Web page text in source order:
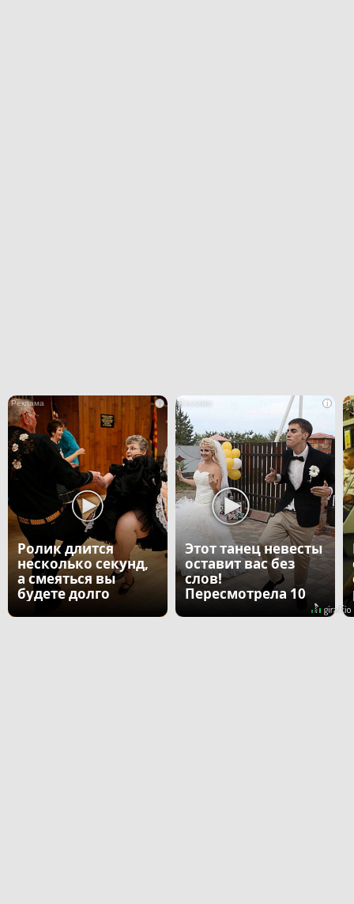
i
Ролик длится
несколько секунд,
а смеяться вы
будете долго
i
Этот танец невесты
оставит вас без
слов!
Пересмотрела 10